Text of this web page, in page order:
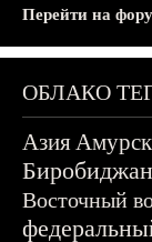
Перейти на
ОБЛАКО
Азия
Биробиджан
Восточный